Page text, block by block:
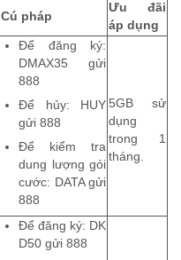
Cú pháp
Ưu đãi
áp dụng
Để đăng ký:
DMAX35 gửi
888
Để hủy: HUY
gửi 888
Để kiểm tra
dung lượng gói
cước: DATA gửi
888
5GB sử
dụng
trong 1
tháng.
Để đăng ký: DK
D50 gửi 888